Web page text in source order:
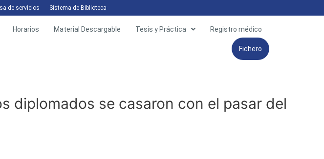
de servicios Sistema de Biblioteca
Horarios Material Descargable Tesis y Práctica Registro médico
Fichero
diplomados se casaron con el pasar del